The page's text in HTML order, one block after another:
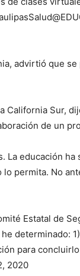
advirtió que
California Sur,
de un
La educación
permita. No
Estatal de
determinado:
para
2020